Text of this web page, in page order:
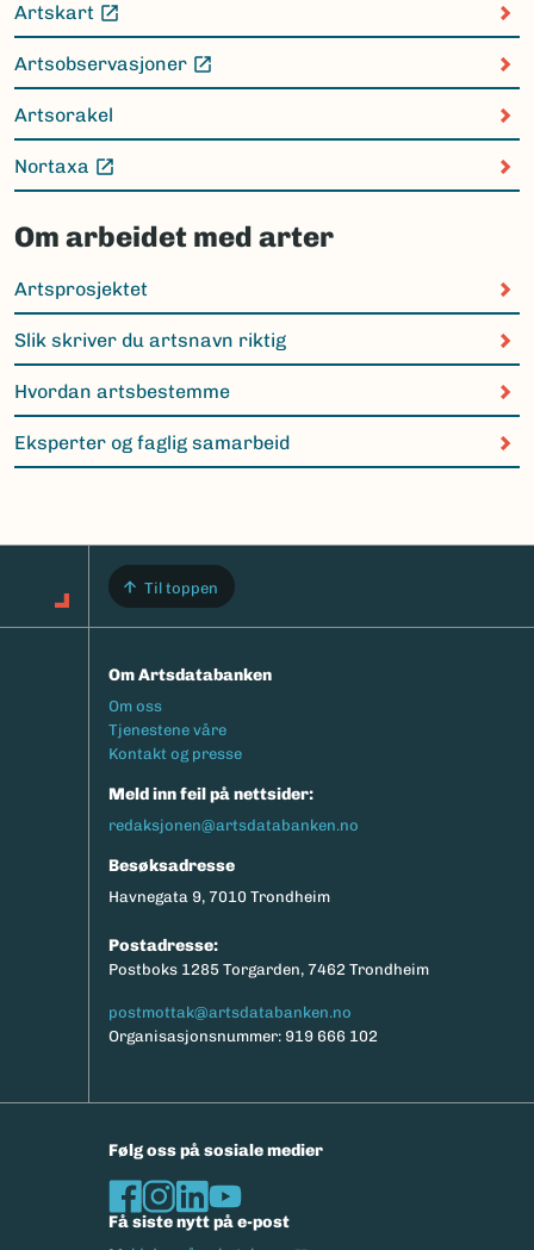
Artskart
(Ekstern lenke)
Artsobservasjoner
(Ekstern lenke)
Artsorakel
Nortaxa
(Ekstern lenke)
Om arbeidet med arter
Artsprosjektet
Slik skriver du artsnavn riktig
Hvordan artsbestemme
Eksperter og faglig samarbeid
Til toppen
Om Artsdatabanken
Footermeny
Om oss
Tjenestene våre
Kontakt og presse
Meld inn feil på nettsider:
redaksjonen@artsdatabanken.no
Besøksadresse
Havnegata 9, 7010 Trondheim
Postadresse:
Postboks 1285 Torgarden, 7462 Trondheim
postmottak@artsdatabanken.no
Organisasjonsnummer: 919 666 102
Følg oss på sosiale medier
Få siste nytt på e-post